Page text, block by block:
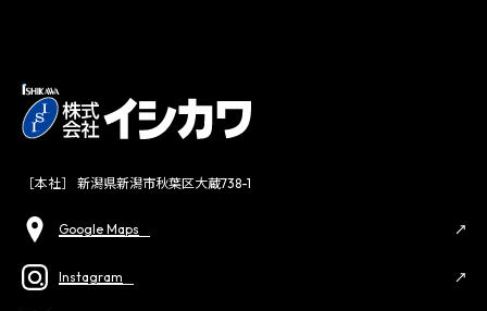
［本社］ 新潟県新潟市秋葉区大蔵738-1
Google Maps
Instagram